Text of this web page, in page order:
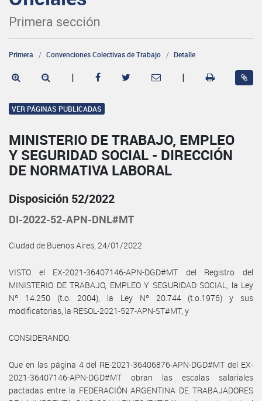
Primera sección
Primera Convenciones Colectivas de Trabajo Detalle
| |
VER PÁGINAS PUBLICADAS
MINISTERIO DE TRABAJO, EMPLEO
Y SEGURIDAD SOCIAL - DIRECCIÓN
DE NORMATIVA LABORAL
Disposición 52/2022
DI-2022-52-APN-DNL#MT
Ciudad de Buenos Aires, 24/01/2022
VISTO el EX-2021-36407146-APN-DGD#MT del Registro del
MINISTERIO DE TRABAJO, EMPLEO Y SEGURIDAD SOCIAL, la Ley
Nº 14.250 (t.o. 2004), la Ley Nº 20.744 (t.o.1976) y sus
modificatorias, la RESOL-2021-527-APN-ST#MT, y
CONSIDERANDO:
Que en las página 4 del RE-2021-36406876-APN-DGD#MT del EX-
2021-36407146-APN-DGD#MT obran las escalas salariales
pactadas entre la FEDERACIÓN ARGENTINA DE TRABAJADORES